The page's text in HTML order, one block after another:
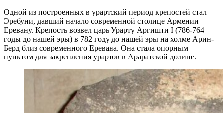
Одной из построенных в урартский период крепостей стал
Эребуни, давший начало современной столице Армении –
Еревану. Крепость возвел царь Урарту Аргишти I (786-764
годы до нашей эры) в 782 году до нашей эры на холме Арин-
Берд близ современного Еревана. Она стала опорным
пунктом для закрепления урартов в Араратской долине.